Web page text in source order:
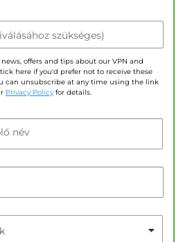
szükséges)
offers and tips about our VPN and
here if you'd prefer not to receive these
can unsubscribe at any time using the link
Privacy Policy for details.
név